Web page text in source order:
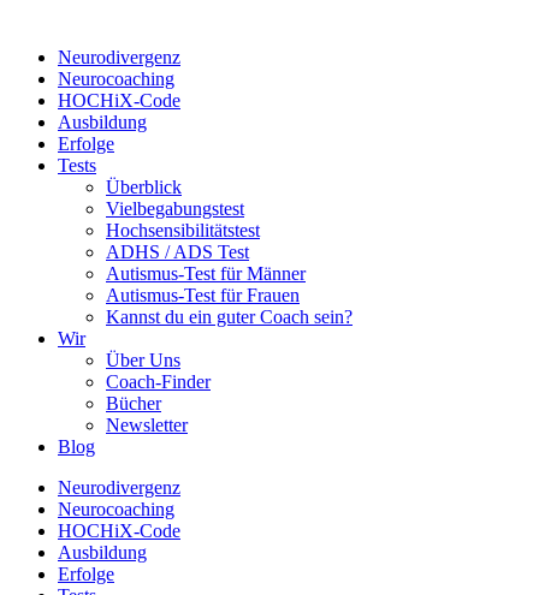
Neurodivergenz
Neurocoaching
HOCHiX-Code
Ausbildung
Erfolge
Tests
Überblick
Vielbegabungstest
Hochsensibilitätstest
ADHS / ADS Test
Autismus-Test für Männer
Autismus-Test für Frauen
Kannst du ein guter Coach sein?
Wir
Über Uns
Coach-Finder
Bücher
Newsletter
Blog
Neurodivergenz
Neurocoaching
HOCHiX-Code
Ausbildung
Erfolge